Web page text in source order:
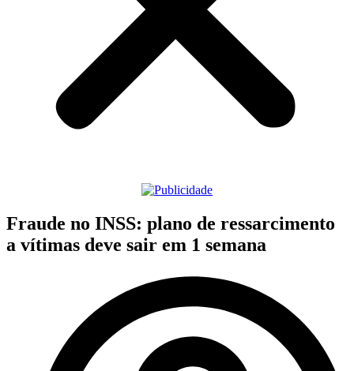
Fraude no INSS: plano de ressarcimento
a vítimas deve sair em 1 semana